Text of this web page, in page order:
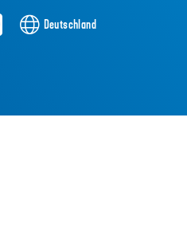
Deutschland